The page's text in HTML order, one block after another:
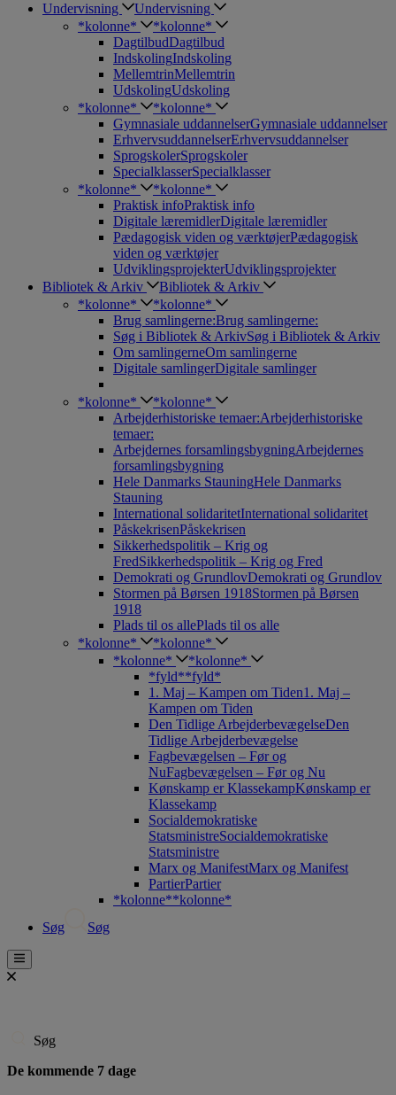
Undervisning
Undervisning
*kolonne*
*kolonne*
DagtilbudDagtilbud
IndskolingIndskoling
MellemtrinMellemtrin
UdskolingUdskoling
*kolonne*
*kolonne*
Gymnasiale uddannelserGymnasiale uddannelser
ErhvervsuddannelserErhvervsuddannelser
SprogskolerSprogskoler
SpecialklasserSpecialklasser
*kolonne*
*kolonne*
Praktisk infoPraktisk info
Digitale læremidlerDigitale læremidler
Pædagogisk viden og værktøjerPædagogisk
viden og værktøjer
UdviklingsprojekterUdviklingsprojekter
Bibliotek & Arkiv
Bibliotek & Arkiv
*kolonne*
*kolonne*
Brug samlingerne:Brug samlingerne:
Søg i Bibliotek & ArkivSøg i Bibliotek & Arkiv
Om samlingerneOm samlingerne
Digitale samlingerDigitale samlinger
*kolonne*
*kolonne*
Arbejderhistoriske temaer:Arbejderhistoriske
temaer:
Arbejdernes forsamlingsbygningArbejdernes
forsamlingsbygning
Hele Danmarks StauningHele Danmarks
Stauning
International solidaritetInternational solidaritet
PåskekrisenPåskekrisen
Sikkerhedspolitik – Krig og
FredSikkerhedspolitik – Krig og Fred
Demokrati og GrundlovDemokrati og Grundlov
Stormen på Børsen 1918Stormen på Børsen
1918
Plads til os allePlads til os alle
*kolonne*
*kolonne*
*kolonne*
*kolonne*
*fyld**fyld*
1. Maj – Kampen om Tiden1. Maj –
Kampen om Tiden
Den Tidlige ArbejderbevægelseDen
Tidlige Arbejderbevægelse
Fagbevægelsen – Før og
NuFagbevægelsen – Før og Nu
Kønskamp er KlassekampKønskamp er
Klassekamp
Socialdemokratiske
StatsministreSocialdemokratiske
Statsministre
Marx og ManifestMarx og Manifest
PartierPartier
*kolonne**kolonne*
Søg
Søg
Søg
De kommende 7 dage